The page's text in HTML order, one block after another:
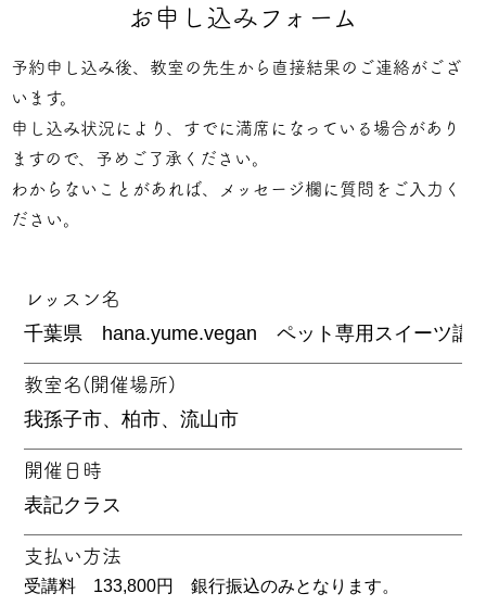
お申し込みフォーム
予約申し込み後、教室の先生から直接結果のご連絡がござ
います。
申し込み状況により、すでに満席になっている場合があり
ますので、予めご了承ください。
わからないことがあれば、メッセージ欄に質問をご入力く
ださい。
レッスン名
教室名(開催場所)
開催日時
支払い方法
受講料 133,800円 銀行振込のみとなります。